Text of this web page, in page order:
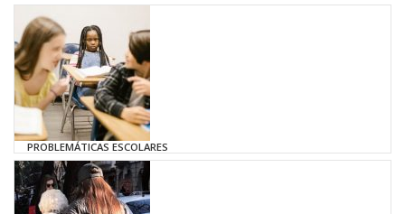
PROBLEMÁTICAS ESCOLARES